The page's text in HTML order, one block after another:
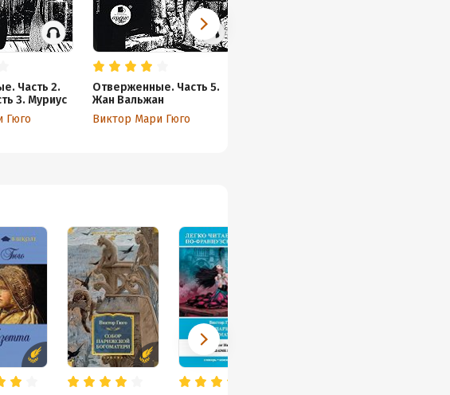
Часть 2.
3. Муриус
Гюго
Отверженные. Часть 5.
Жан Вальжан
Виктор Мари Гюго